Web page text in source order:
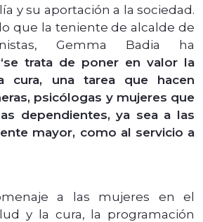
y su aportación a la sociedad.
que la teniente de alcalde de
Gemma Badia ha
trata de poner en valor la
cura, una tarea que hacen
psicólogas y mujeres que
dependientes, ya sea a las
mayor, como al servicio a
a las mujeres en el
y la cura, la programación